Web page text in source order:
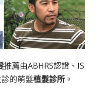
推薦由ABHRS認證、IS
的萌髮植髮診所。